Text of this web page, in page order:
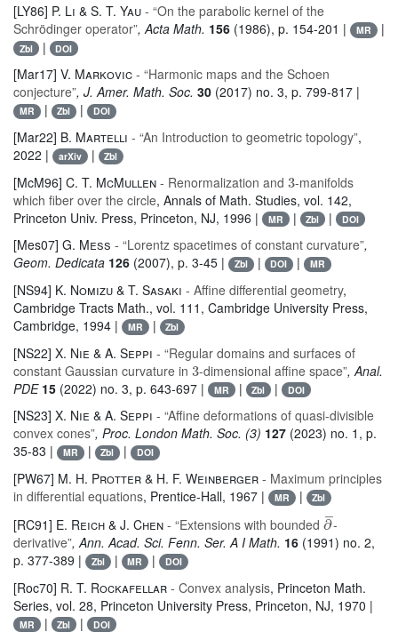
[LY86] P. Li & S. T. Yau - “On the parabolic kernel of the
Schrödinger operator”, Acta Math. 156 (1986), p. 154-201 | MR |
Zbl | DOI
[Mar17] V. Markovic - “Harmonic maps and the Schoen
conjecture”, J. Amer. Math. Soc. 30 (2017) no. 3, p. 799-817 |
MR | Zbl | DOI
[Mar22] B. Martelli - “An Introduction to geometric topology”,
2022 |
arXiv | Zbl
[McM96] C. T. McMullen - Renormalization and
-manifolds
which fiber over the circle, Annals of Math. Studies, vol. 142,
Princeton Univ. Press, Princeton, NJ, 1996 |
MR | Zbl | DOI
[Mes07] G. Mess - “Lorentz spacetimes of constant curvature”,
Geom. Dedicata 126 (2007), p. 3-45 | Zbl | DOI | MR
[NS94] K. Nomizu & T. Sasaki - Affine differential geometry,
Cambridge Tracts Math., vol. 111 , Cambridge University Press,
Cambridge, 1994 |
MR | Zbl
[NS22] X. Nie & A. Seppi - “Regular domains and surfaces of
constant Gaussian curvature in 3-dimensional affine space”, Anal.
PDE15 (2022) no. 3, p. 643-697 | MR | Zbl | DOI
[NS23] X. Nie & A. Seppi - “Affine deformations of quasi-divisible
convex cones”, Proc. London Math. Soc. (3) 127 (2023) no. 1, p.
35-83 |
MR | Zbl | DOI
[PW67] M. H. Protter & H. F. Weinberger - Maximum principles
in differential equations, Prentice-Hall, 1967 | MR | Zbl
[RC91] E. Reich & J. Chen - “Extensions with bounded ∂¯-
derivative”, Ann. Acad. Sci. Fenn. Ser. A I Math. 16 (1991) no. 2,
p. 377-389 |
Zbl | MR | DOI
[Roc70] R. T. Rockafellar - Convex analysis, Princeton Math.
Series, vol. 28, Princeton University Press, Princeton, NJ, 1970 |
MR | Zbl | DOI